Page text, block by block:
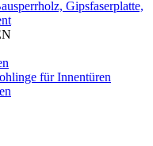
Gipsfaserplatte,
für Innentüren